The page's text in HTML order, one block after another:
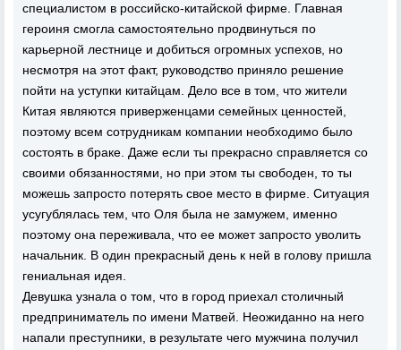
специалистом в российско-китайской фирме. Главная
героиня смогла самостоятельно продвинуться по
карьерной лестнице и добиться огромных успехов, но
несмотря на этот факт, руководство приняло решение
пойти на уступки китайцам. Дело все в том, что жители
Китая являются приверженцами семейных ценностей,
поэтому всем сотрудникам компании необходимо было
состоять в браке. Даже если ты прекрасно справляется со
своими обязанностями, но при этом ты свободен, то ты
можешь запросто потерять свое место в фирме. Ситуация
усугублялась тем, что Оля была не замужем, именно
поэтому она переживала, что ее может запросто уволить
начальник. В один прекрасный день к ней в голову пришла
гениальная идея.
Девушка узнала о том, что в город приехал столичный
предприниматель по имени Матвей. Неожиданно на него
напали преступники, в результате чего мужчина получил